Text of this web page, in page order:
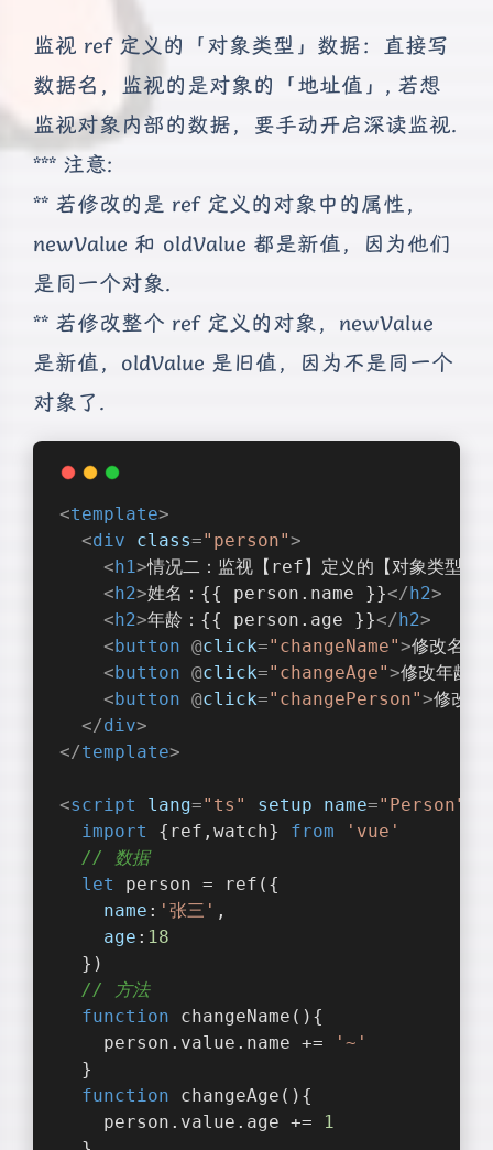
监视 ref 定义的「对象类型」数据：直接写
数据名，监视的是对象的「地址值」, 若想
监视对象内部的数据，要手动开启深读监视.
*** 注意:
** 若修改的是 ref 定义的对象中的属性，
newValue 和 oldValue 都是新值，因为他们
是同一个对象.
** 若修改整个 ref 定义的对象，newValue
是新值，oldValue 是旧值，因为不是同一个
对象了.
<template>
<div class="person">
<h1>情况二：监视【ref】定义的【对象类型】
<h2>姓名：{{ person.name }}</h2>
<h2>年龄：{{ person.age }}</h2>
<button @click="changeName">修改名字
<button @click="changeAge">修改年龄
<button @click="changePerson">修改整
</div>
</template>
<script lang="ts" setup name="Person"
import
{ref,watch} from
'vue'
// 数据
let
person = ref({
name : '张三' ,
age : 18
  })
// 方法
function
changeName ( ) {
    person.value.name +=
'~'
  }
function
changeAge ( ) {
    person.value.age +=
1